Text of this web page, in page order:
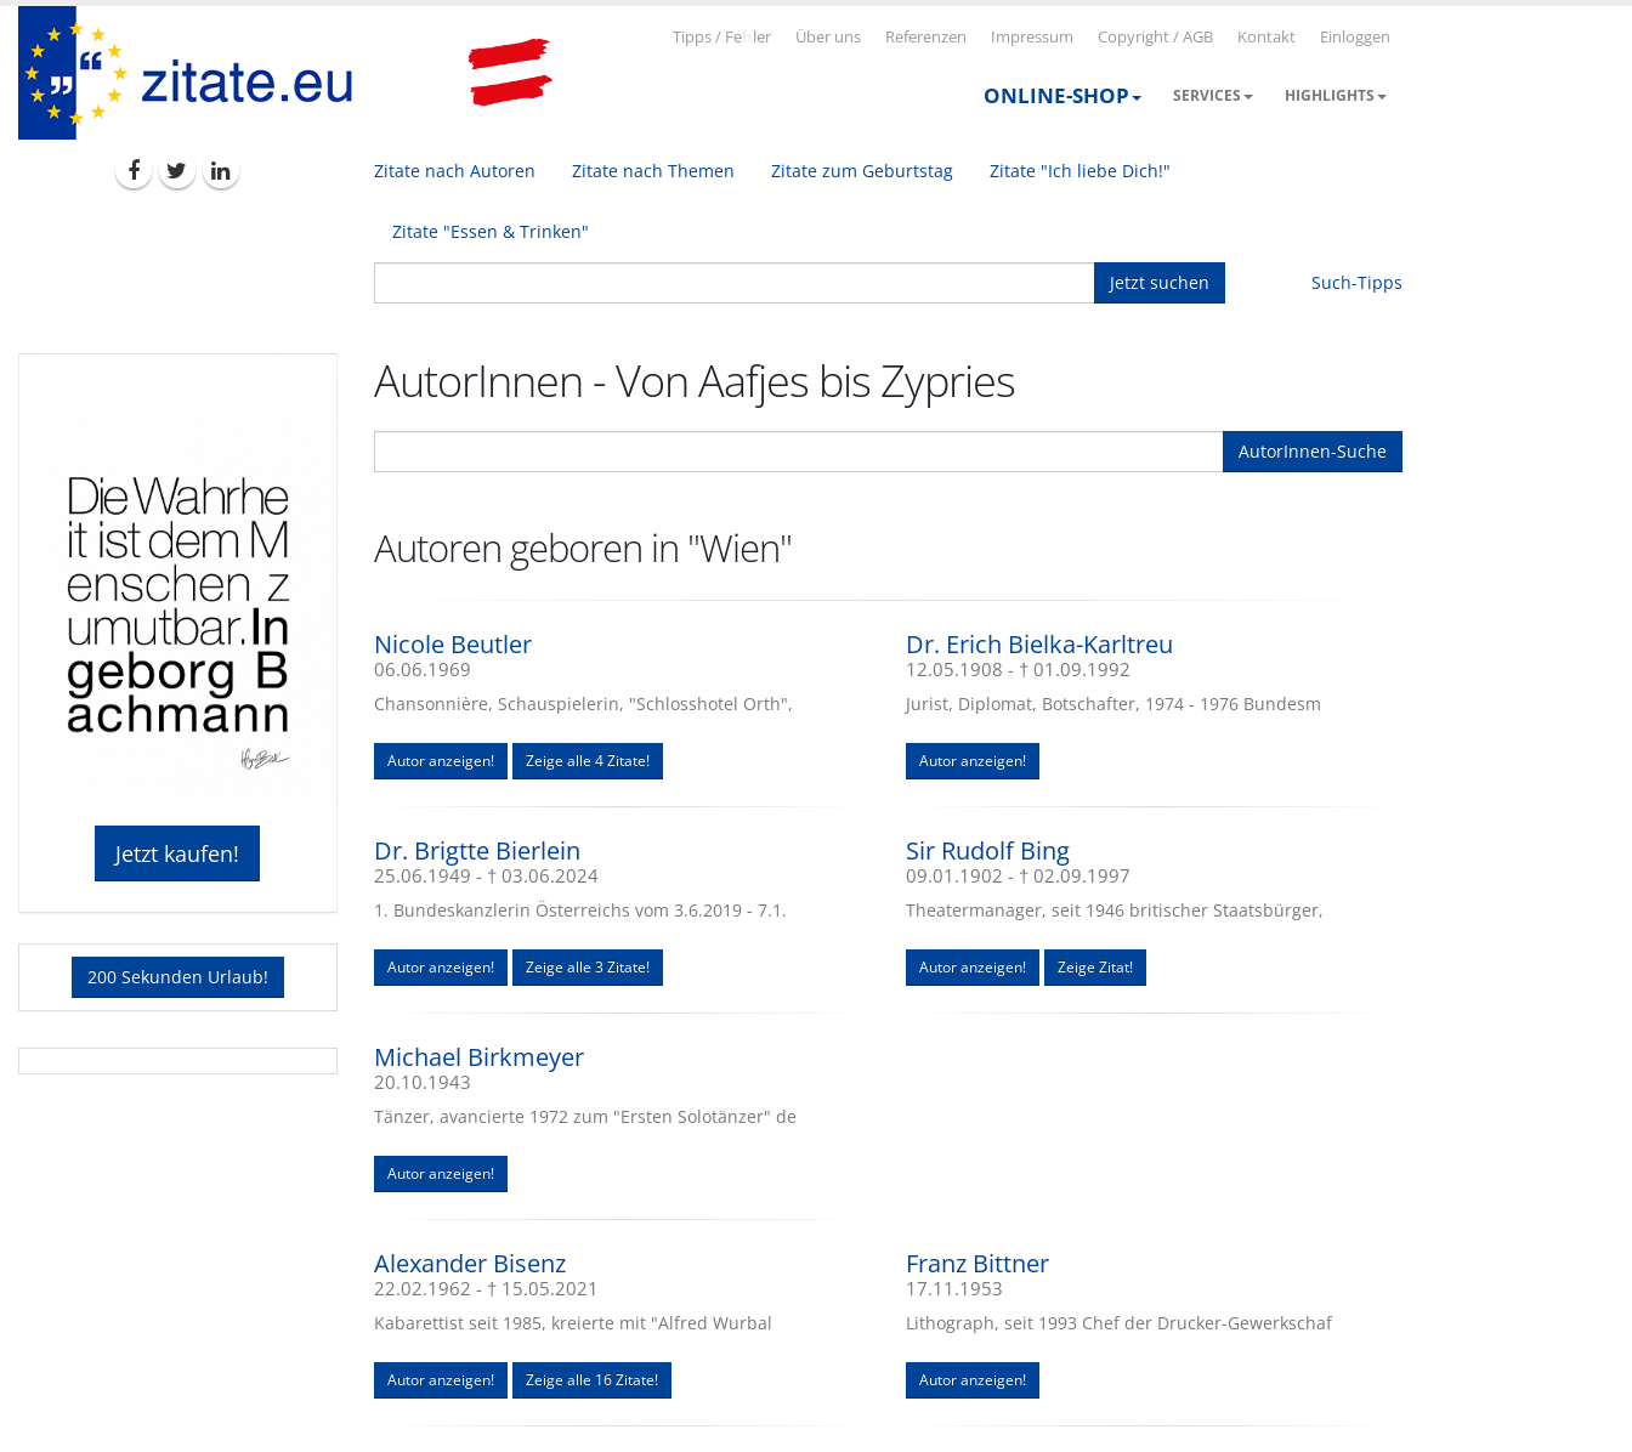
Tipps / Fe ler Über uns Referenzen Impressum Copyright / AGB Kontakt Einloggen
ONLINE-SHOP SERVICES HIGHLIGHTS
Zitate nach Autoren Zitate nach Themen Zitate zum Geburtstag Zitate "Ich liebe Dich!"
Zitate "Essen & Trinken"
Jetzt suchen Such-Tipps
Jetzt kaufen!
200 Sekunden Urlaub!
AutorInnen - Von Aafjes bis Zypries
AutorInnen-Suche
Autoren geboren in "Wien"
Nicole Beutler
06.06.1969
Chansonnière, Schauspielerin, "Schlosshotel Orth",
Autor anzeigen! Zeige alle 4 Zitate!
Dr. Erich Bielka-Karltreu
12.05.1908 - † 01.09.1992
Jurist, Diplomat, Botschafter, 1974 - 1976 Bundesm
Autor anzeigen!
Dr. Brigtte Bierlein
25.06.1949 - † 03.06.2024
1. Bundeskanzlerin Österreichs vom 3.6.2019 - 7.1.
Autor anzeigen! Zeige alle 3 Zitate!
Sir Rudolf Bing
09.01.1902 - † 02.09.1997
Theatermanager, seit 1946 britischer Staatsbürger,
Autor anzeigen! Zeige Zitat!
Michael Birkmeyer
20.10.1943
Tänzer, avancierte 1972 zum "Ersten Solotänzer" de
Autor anzeigen!
Alexander Bisenz
22.02.1962 - † 15.05.2021
Kabarettist seit 1985, kreierte mit "Alfred Wurbal
Autor anzeigen! Zeige alle 16 Zitate!
Franz Bittner
17.11.1953
Lithograph, seit 1993 Chef der Drucker-Gewerkschaf
Autor anzeigen!